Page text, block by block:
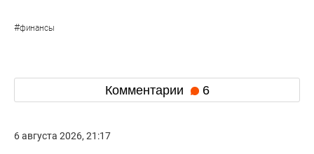
#финансы
Комментарии 6
6 августа 2026, 21:17